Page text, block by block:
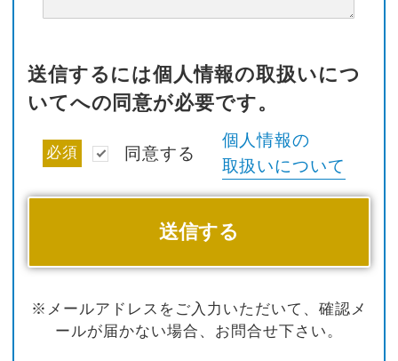
送信するには個人情報の取扱いにつ
いてへの同意が必要です。
必須 同意する
個人情報の
取扱いについて
※メールアドレスをご入力いただいて、確認メ
ールが届かない場合、お問合せ下さい。